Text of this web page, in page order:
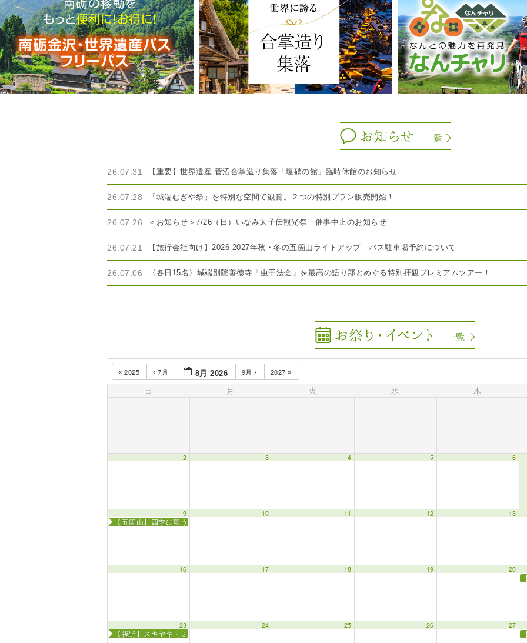
26.07.31 【重要】世界遺産 菅沼合掌造り集落「塩硝の館」臨時休館のお知らせ
26.07.28 『城端むぎや祭』を特別な空間で観覧。２つの特別プラン販売開始！
26.07.26 ＜お知らせ＞7/26（日）いなみ太子伝観光祭 催事中止のお知らせ
26.07.21 【旅行会社向け】2026-2027年秋・冬の五箇山ライトアップ バス駐車場予約について
26.07.06 〈各日15名〉城端別院善徳寺「虫干法会」を最高の語り部とめぐる特別拝観プレミアムツアー！
2025 7月 8月 2026 9月 2027
日 月 火 水 木
2 3 4 5 6
9
【五箇山】四季に舞う こきりこ踊り
10 11 12 13
16 17 18 19 20
23
【福野】スキヤキ・ミーツ・ザ・ワールド
24 25 26 27